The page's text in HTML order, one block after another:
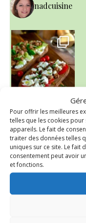
Pour offrir les meilleures
telles que les cookies
appareils. Le fait de
traiter des données telles
uniques sur ce site. Le fait
consentement peut avoir
et fonctions.
nadcuisine
~ NICE CREAM À LA FRAISE ~
Presque un mois que